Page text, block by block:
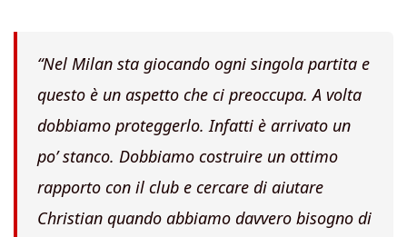
“Nel Milan sta giocando ogni singola partita e
questo è un aspetto che ci preoccupa. A volta
dobbiamo proteggerlo. Infatti è arrivato un
po’ stanco. Dobbiamo costruire un ottimo
rapporto con il club e cercare di aiutare
Christian quando abbiamo davvero bisogno di